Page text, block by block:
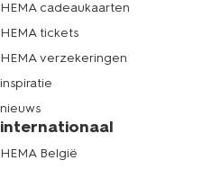
HEMA cadeaukaarten
HEMA tickets
HEMA verzekeringen
inspiratie
nieuws
internationaal
HEMA België